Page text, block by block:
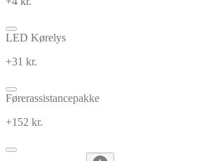
LED Kørelys
+31 kr.
Førerassistancepakke
+152 kr.